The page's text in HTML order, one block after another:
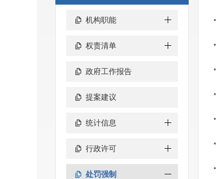
机构职能
权责清单
政府工作报告
提案建议
统计信息
行政许可
处罚强制